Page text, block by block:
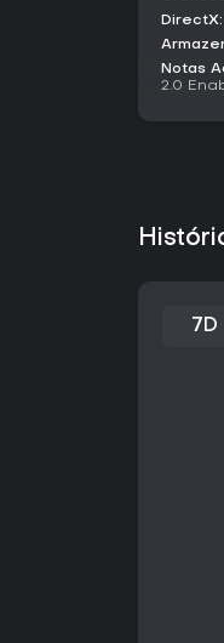
DirectX:
Notas
2.0
7D